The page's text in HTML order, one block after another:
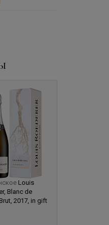
Louis
Blanc de
2017, in gift